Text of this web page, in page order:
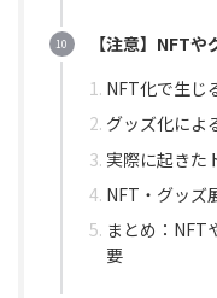
【注意】NFT
NFT化で生じ
グッズ化によ
実際に起きた
NFT・グッズ
まとめ：NFT
要